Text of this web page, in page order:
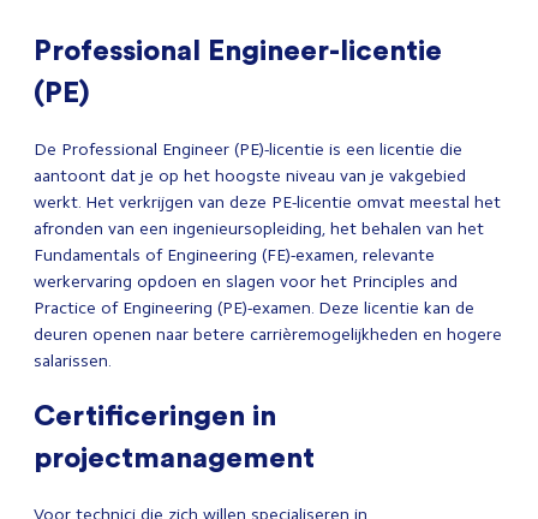
Professional Engineer-licentie
(PE)
De Professional Engineer (PE)-licentie is een licentie die
aantoont dat je op het hoogste niveau van je vakgebied
werkt. Het verkrijgen van deze PE-licentie omvat meestal het
afronden van een ingenieursopleiding, het behalen van het
Fundamentals of Engineering (FE)-examen, relevante
werkervaring opdoen en slagen voor het Principles and
Practice of Engineering (PE)-examen. Deze licentie kan de
deuren openen naar betere carrièremogelijkheden en hogere
salarissen.
Certificeringen in
projectmanagement
Voor technici die zich willen specialiseren in